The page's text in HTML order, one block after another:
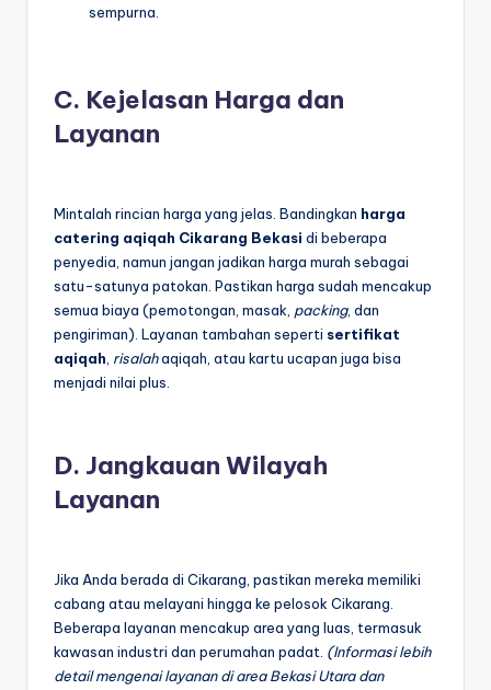
sempurna.
C. Kejelasan Harga dan
Layanan
Mintalah rincian harga yang jelas. Bandingkan harga
catering aqiqah Cikarang Bekasi di beberapa
penyedia, namun jangan jadikan harga murah sebagai
satu-satunya patokan. Pastikan harga sudah mencakup
semua biaya (pemotongan, masak, packing, dan
pengiriman). Layanan tambahan seperti sertifikat
aqiqah risalahaqiqah, atau kartu ucapan juga bisa
menjadi nilai plus.
D. Jangkauan Wilayah
Layanan
Jika Anda berada di Cikarang, pastikan mereka memiliki
cabang atau melayani hingga ke pelosok Cikarang.
Beberapa layanan mencakup area yang luas, termasuk
kawasan industri dan perumahan padat. (Informasi lebih
detail mengenai layanan di area Bekasi Utara dan